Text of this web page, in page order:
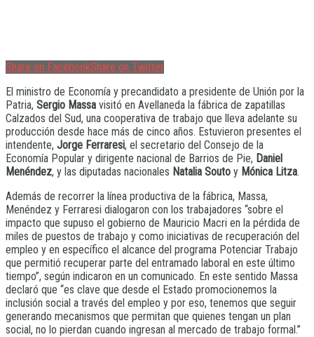
Share on FacebookShare on Twitter
El ministro de Economía y precandidato a presidente de Unión por la
Patria, Sergio Massa visitó en Avellaneda la fábrica de zapatillas
Calzados del Sud, una cooperativa de trabajo que lleva adelante su
producción desde hace más de cinco años. Estuvieron presentes el
intendente, Jorge Ferraresi, el secretario del Consejo de la
Economía Popular y dirigente nacional de Barrios de Pie, Daniel
Menéndez, y las diputadas nacionales Natalia Souto y Mónica Litza.
Además de recorrer la línea productiva de la fábrica, Massa,
Menéndez y Ferraresi dialogaron con los trabajadores “sobre el
impacto que supuso el gobierno de Mauricio Macri en la pérdida de
miles de puestos de trabajo y como iniciativas de recuperación del
empleo y en específico el alcance del programa Potenciar Trabajo
que permitió recuperar parte del entramado laboral en este último
tiempo”, según indicaron en un comunicado. En este sentido Massa
declaró que “es clave que desde el Estado promocionemos la
inclusión social a través del empleo y por eso, tenemos que seguir
generando mecanismos que permitan que quienes tengan un plan
social, no lo pierdan cuando ingresan al mercado de trabajo formal.”